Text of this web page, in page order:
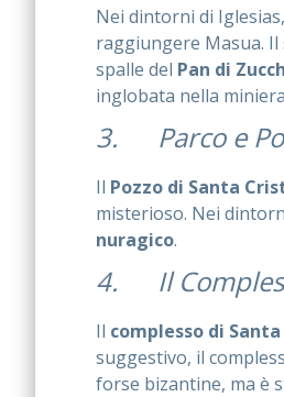
Nei dintorni di
raggiungere Masua.
spalle del Pan di
inglobata nella
3. Parco e
Il Pozzo di Santa
misterioso. Nei
nuragico.
4. Il
Il complesso di Santa
suggestivo, il
forse bizantine, ma è